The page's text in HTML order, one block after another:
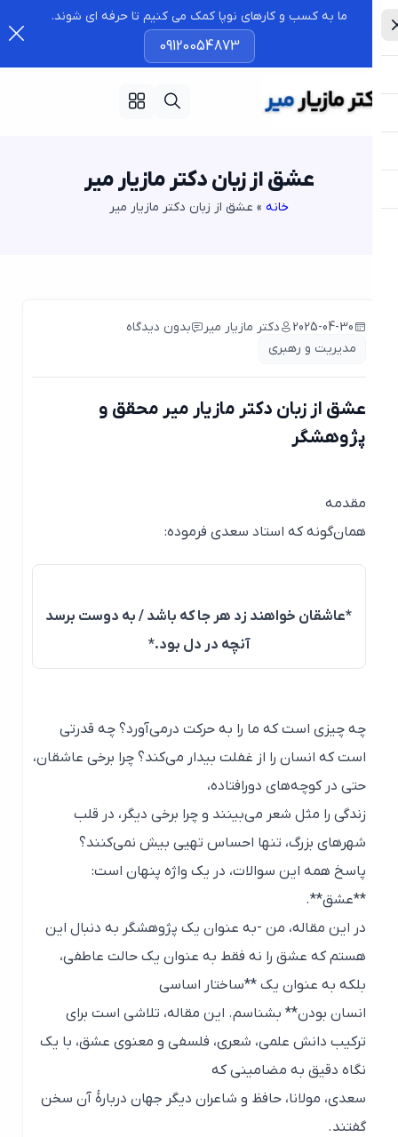
ما به کسب و کارهای نوپا کمک می کنیم تا حرفه ای شوند.
09120054873
عشق از زبان دکتر مازیار میر
»عشق از زبان دکتر مازیار میر
2025-04-30 دکتر مازیار میر
بدون دیدگاه
مدیریت و رهبری
عشق از زبان دکتر مازیار میر محقق و
پژوهشگر
مقدمه
همان‌گونه که استاد سعدی فرموده:
*عاشقان خواهند زد هر جا که باشد / به دوست برسد
آنچه در دل بود.*
چه چیزی است که ما را به حرکت درمی‌آورد؟ چه قدرتی
است که انسان را از غفلت بیدار می‌کند؟ چرا برخی عاشقان،
حتی در کوچه‌های دورافتاده،
زندگی را مثل شعر می‌بینند و چرا برخی دیگر، در قلب
شهرهای بزرگ، تنها احساس تهیی بیش نمی‌کنند؟
پاسخ همه این سوالات، در یک واژه پنهان است:
**عشق**.
در این مقاله، من -به عنوان یک پژوهشگر به دنبال این
هستم که عشق را نه فقط به عنوان یک حالت عاطفی،
بلکه به عنوان یک **ساختار اساسی
انسان بودن** بشناسم. این مقاله، تلاشی است برای
ترکیب دانش علمی، شعری، فلسفی و معنوی عشق، با یک
نگاه دقیق به مضامینی که
سعدی، مولانا، حافظ و شاعران دیگر جهان دربارهٔ آن سخن
گفتند.